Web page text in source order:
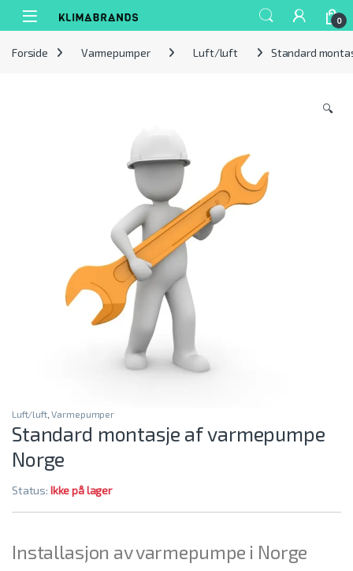
Spring til navigation
Gå til indhold
0
Forside Varmepumper Luft/luft Standard
🔍
Luft/luft,Varmepumper
Standard montasje af varmepumpe
Norge
Status: Ikke på lager
Installasjon av varmepumpe i Norge